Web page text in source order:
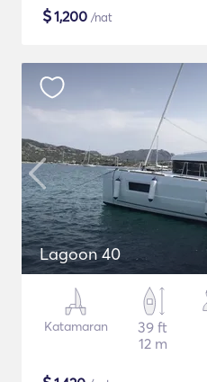
$1,200 /nat
Lagoon 40
Katamaran
39 ft
12 m